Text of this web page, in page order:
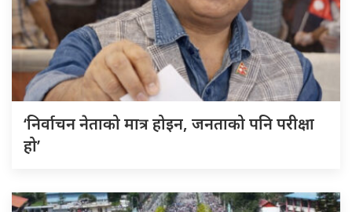
‘निर्वाचन नेताको मात्र होइन, जनताको पनि परीक्षा
हो’